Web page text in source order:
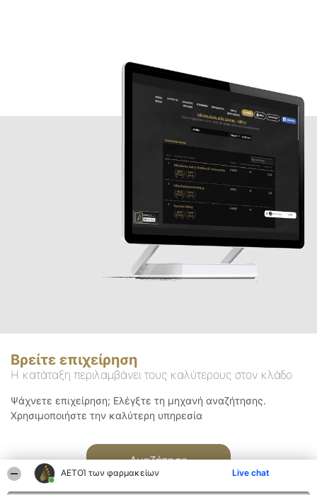
ΑΕΤΟΊ των φαρμακείων Live chat
Βρείτε επιχείρηση
Η κατάταξη περιλαμβάνει τους καλύτερους στον κλάδο
Ψάχνετε επιχείρηση; Ελέγξτε τη μηχανή αναζήτησης.
Χρησιμοποιήστε την καλύτερη υπηρεσία
Αναζήτηση